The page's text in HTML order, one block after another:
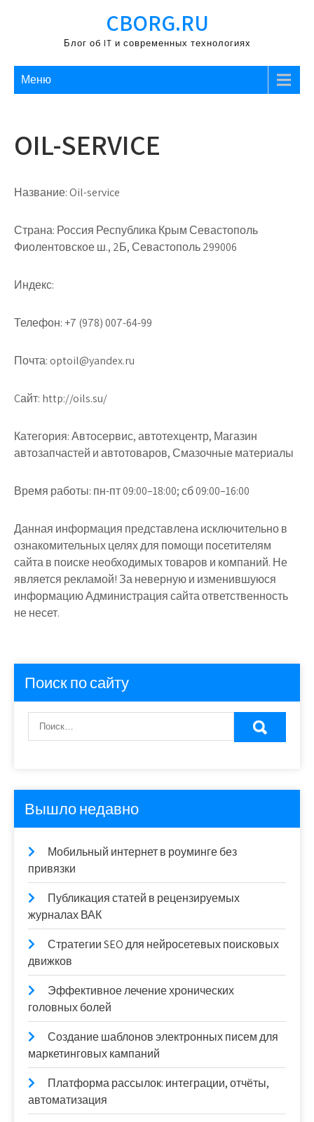
содержимому
CBORG.RU
Блог об IT и современных технологиях
Меню
OIL-SERVICE
Название:Oil-service
Страна: Россия Республика Крым Севастополь
Фиолентовское ш., 2Б, Севастополь 299006
Индекс:
Телефон: +7 (978) 007-64-99
Почта: optoil@yandex.ru
Cайт: http://oils.su/
Категория:Автосервис, автотехцентр, Магазин
автозапчастей и автотоваров, Смазочные материалы
Время работы: пн-пт 09:00–18:00; сб 09:00–16:00
Данная информация представлена исключительно в
ознакомительных целях для помощи посетителям
сайта в поиске необходимых товаров и компаний. Не
является рекламой! За неверную и изменившуюся
информацию Администрация сайта ответственность
не несет.
Поиск по сайту
Вышло недавно
Мобильный интернет в роуминге без
привязки
Публикация статей в рецензируемых
журналах ВАК
Стратегии SEO для нейросетевых поисковых
движков
Эффективное лечение хронических
головных болей
Создание шаблонов электронных писем для
маркетинговых кампаний
Платформа рассылок: интеграции, отчёты,
автоматизация